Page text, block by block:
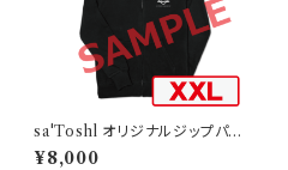
sa'Toshl オリジナルジップパー
カー TYPE-C-XXL
¥8,000